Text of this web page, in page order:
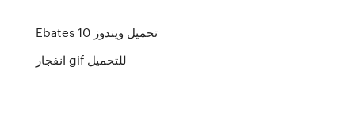
Ebates تحميل ويندوز 10
انفجار gif للتحميل